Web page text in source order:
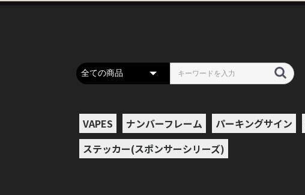
VAPES
本体
オールインワン/ポッ
スターターキット
テクニカル
メカニカル(フル・セ
スコンカー(ボトムフ
アトマイザー クリアロマイザー
RDA
RTA,RDTA
リキッド BOMBO
HiLIQ
Dr.Vapes
Witchcraft
Coastal Clouds
ALT ZERO
Nitro's Cold Brew
KawaiiVape
ColibriVape E-
ROC (Republic of
POINTZERO E-Juice
MK LAB
kardinal e-liquid
OPMH Project
CBDfx
COF
PROPAGANDA
Shijin Vapor
Marina vape
USA VAPE LAB
BAD DRIP E-JUICE
FRISCO VAPER
CBDリキッド
RexJuice
VAMPIRE VAPE
Chronic Juice
Shake Pop
Shaky Brews
Psiquid e-Liquid
BEETLE JUICE
BANDITO juice
RIOT SQUAD
YAMIVAPOR&SUGOI
MERAKinfusion
GRIMM CREATIONS
VSリキッド
LOOM
ARMANDE de
BANGIN
BURST
Coolant
Cupcake
ELIQUID FRANCE
MOEN JUICE
naked100
なにわでんねん
Neighborhood
OKVMI
Pablic Bru
Ripe Vapes
SKWEZED
TSL Flavors
Vaping Birdy
その他
バッテリー
ケース・ポーチ DESCE
AIRIS関連
その他 ドリップチップ
交換用コイル&ポッ
ビルド用品
その他
ナンバーフレーム パーキングサイン
ステッカー(スポンサーシリーズ)